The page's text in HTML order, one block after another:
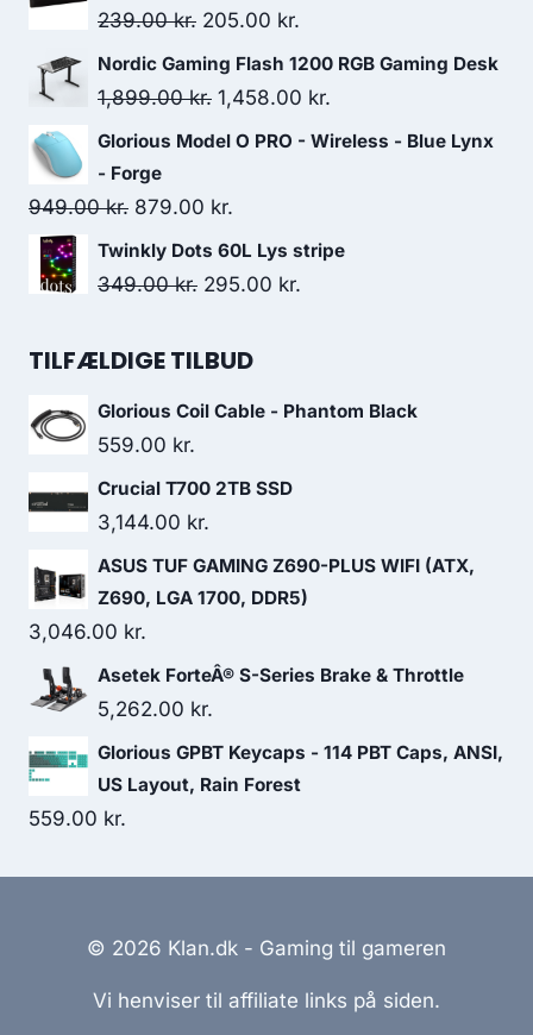
was:
239.00kr. Original
price
was:
205.00 kr.
price
is:
Nordic Gaming Flash 1200 RGB Gaming Desk
1,899.00kr. Original
price
1,899.00 kr..
1,458.00 kr.
price
Glorious Model O PRO - Wireless - Blue Lynx
- Forge
949.00kr. Original
price
was:
879.00 kr.
price
is:
Twinkly Dots 60L Lys stripe
349.00kr. Original
was:
295.00 kr.
TILFÆLDIGE TILBUD
Glorious Coil Cable - Phantom Black
559.00 kr.
Crucial T700 2TB SSD
3,144.00 kr.
ASUS TUF GAMING Z690-PLUS WIFI (ATX,
Z690, LGA 1700, DDR5)
3,046.00 kr.
Asetek ForteÂ® S-Series Brake & Throttle
5,262.00 kr.
Glorious GPBT Keycaps - 114 PBT Caps, ANSI,
US Layout, Rain Forest
559.00 kr.
© 2026 Klan.dk - Gaming til gameren
Vi henviser til affiliate links på siden.